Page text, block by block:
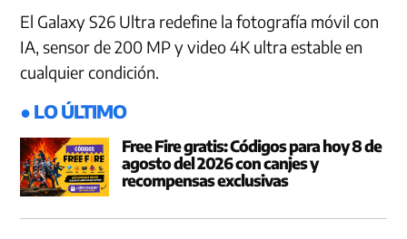
El Galaxy S26 Ultra redefine la fotografía móvil con
IA, sensor de 200 MP y video 4K ultra estable en
cualquier condición.
● LO ÚLTIMO
Free Fire gratis: Códigos para hoy 8 de
agosto del 2026 con canjes y
recompensas exclusivas